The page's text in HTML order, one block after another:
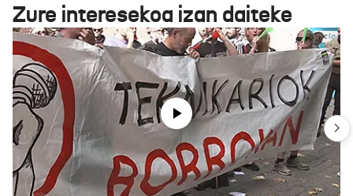
Zure interesekoa izan daiteke